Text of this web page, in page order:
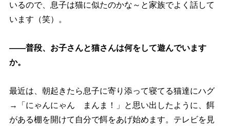
いるので、息子は猫に似たのかな～と家族でよく話して
います（笑）。
――普段、お子さんと猫さんは何をして遊んでいます
か。
最近は、朝起きたら息子に寄り添って寝てる猫達にハグ
→「にゃんにゃん まんま！」と思い出したように、餌
がある棚を開けて自分で餌をあげ始めます。テレビを見